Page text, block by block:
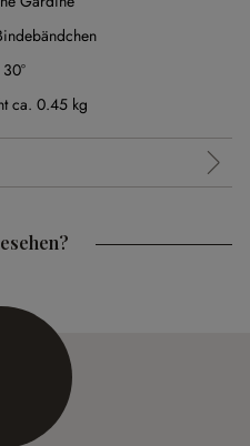
ca. 0.45 kg